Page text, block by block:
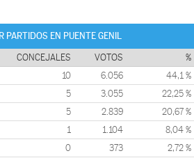
PARTIDOS EN PUENTE GENIL
CONCEJALES VOTOS %
10 6.056 44,1 %
5 3.055 22,25 %
5 2.839 20,67 %
1 1.104 8,04 %
0 373 2,72 %